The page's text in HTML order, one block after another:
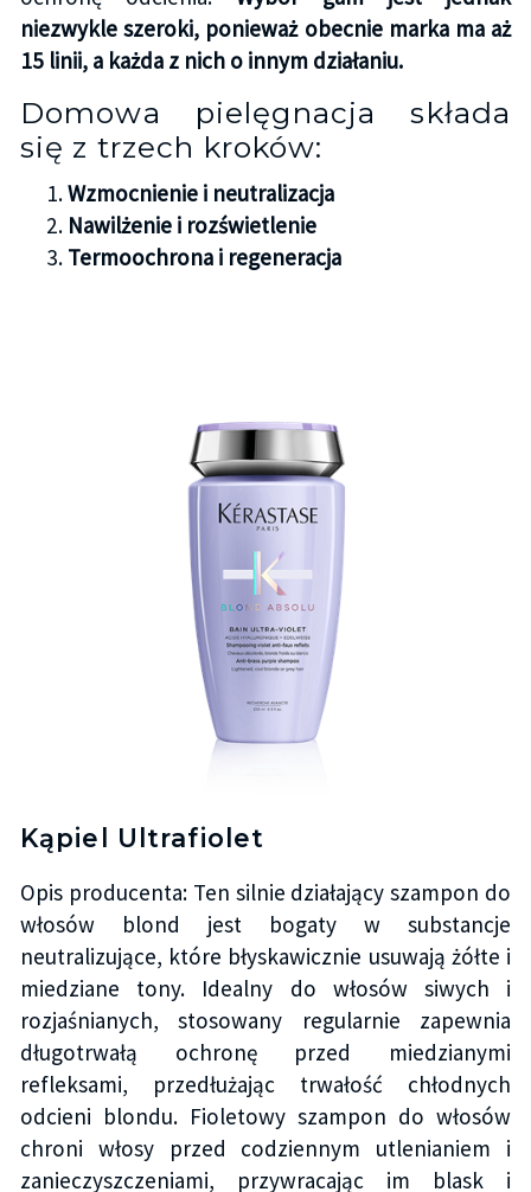
niezwykle szeroki, ponieważ obecnie marka ma aż
15 linii, a każda z nich o innym działaniu.
Domowa pielęgnacja składa
się z trzech kroków:
Wzmocnienie i neutralizacja
Nawilżenie i rozświetlenie
Termoochrona i regeneracja
Kąpiel Ultrafiolet
Opis producenta: Ten silnie działający szampon do
włosów blond jest bogaty w substancje
neutralizujące, które błyskawicznie usuwają żółte i
miedziane tony. Idealny do włosów siwych i
rozjaśnianych, stosowany regularnie zapewnia
długotrwałą ochronę przed miedzianymi
refleksami, przedłużając trwałość chłodnych
odcieni blondu. Fioletowy szampon do włosów
chroni włosy przed codziennym utlenianiem i
zanieczyszczeniami, przywracając im blask i